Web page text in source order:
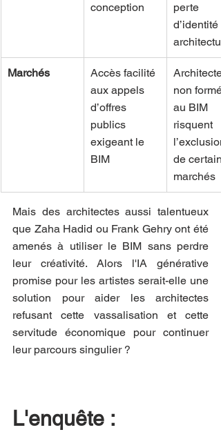
conception
perte
d’identité
Marchés
Accès facilité
aux appels
d’offres
publics
exigeant le
BIM
non
au BIM
risquent
de
marchés
Mais des architectes aussi talentueux
que Zaha Hadid ou Frank Gehry ont été
amenés à utiliser le BIM sans perdre
leur créativité. Alors l'IA générative
promise pour les artistes serait-elle une
solution pour aider les architectes
refusant cette vassalisation et cette
servitude économique pour continuer
leur parcours singulier ?
L'enquête :